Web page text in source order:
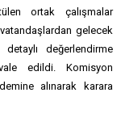
ortak çalışmalar
gelecek
değerlendirme
edildi. Komisyon
alınarak karara